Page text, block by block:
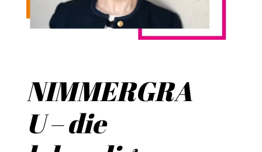
NIMMERGRA
U – die